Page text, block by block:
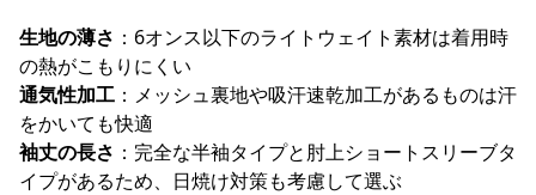
生地の薄さ ：6オンス以下のライトウェイト素材は着用時
の熱がこもりにくい
通気性加工 ：メッシュ裏地や吸汗速乾加工があるものは汗
をかいても快適
袖丈の長さ ：完全な半袖タイプと肘上ショートスリーブタ
イプがあるため、日焼け対策も考慮して選ぶ